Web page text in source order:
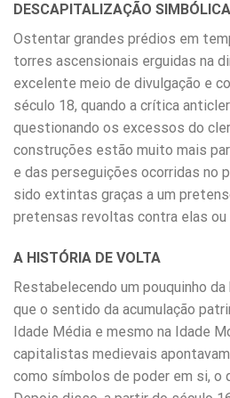
DESCAPITALIZAÇÃO SIMBÓLICA
Ostentar grandes prédios em
torres ascensionais erguidas na
excelente meio de divulgação e
século 18, quando a crítica
questionando os excessos do
construções estão muito mais
e das perseguições ocorridas no
sido extintas graças a um
pretensas revoltas contra elas ou
A HISTÓRIA DE VOLTA
Restabelecendo um pouquinho
que o sentido da acumulação
Idade Média e mesmo na Idade
capitalistas medievais
como símbolos de poder em si, o